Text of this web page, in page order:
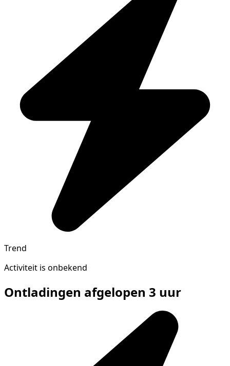
Trend
Activiteit is onbekend
Ontladingen afgelopen 3 uur